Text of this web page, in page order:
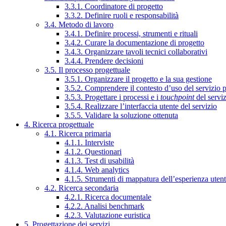
3.3.1. Coordinatore di progetto
3.3.2. Definire ruoli e responsabilità
3.4. Metodo di lavoro
3.4.1. Definire processi, strumenti e rituali
3.4.2. Curare la documentazione di progetto
3.4.3. Organizzare tavoli tecnici collaborativi
3.4.4. Prendere decisioni
3.5. Il processo progettuale
3.5.1. Organizzare il progetto e la sua gestione
3.5.2. Comprendere il contesto d’uso del servizio
3.5.3. Progettare i processi e i touchpointdel
3.5.4. Realizzare l’interfaccia utente del servizio
3.5.5. Validare la soluzione ottenuta
4. Ricerca progettuale
4.1. Ricerca primaria
4.1.1. Interviste
4.1.2. Questionari
4.1.3. Test di usabilità
4.1.4. Web analytics
4.1.5. Strumenti di mappatura dell’esperienza
4.2. Ricerca secondaria
4.2.1. Ricerca documentale
4.2.2. Analisi benchmark
4.2.3. Valutazione euristica
5. Progettazione dei servizi